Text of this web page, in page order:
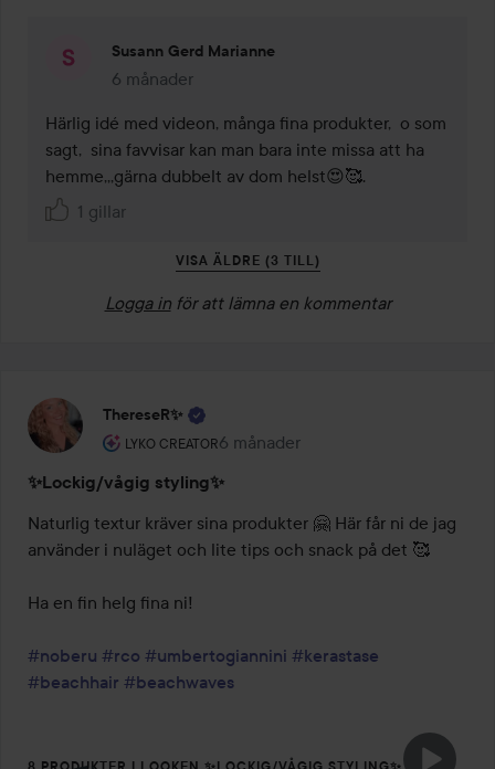
Susann Gerd Marianne
6 månader
Kommentaren lades 6 månader
Härlig idé med videon, många fina produkter,  o som
sagt,  sina favvisar kan man bara inte missa att ha
hemme,,,gärna dubbelt av dom helst😍🥰.
1 gillar
VISA ÄLDRE (3 TILL)
Logga in för att lämna en kommentar
ThereseR✨
LYKO CREATOR
Användarens roll: Lyko Creator.
6 månader
Inlägget skapades 6 månader
✨Lockig/vågig styling✨
Naturlig textur kräver sina produkter 🤗 Här får ni de jag
använder i nuläget och lite tips och snack på det 🥰
Ha en fin helg fina ni!
#noberu #rco #umbertogiannini #kerastase
#beachhair #beachwaves